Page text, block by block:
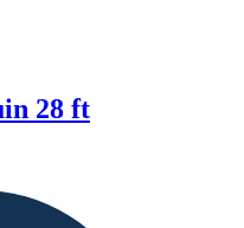
28 ft